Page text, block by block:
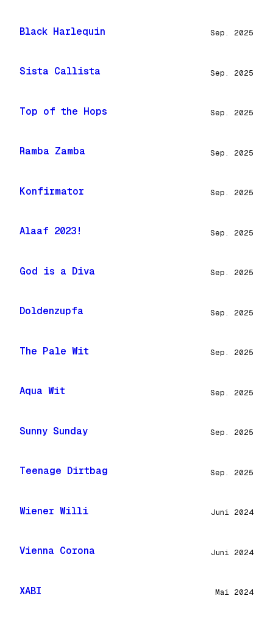
Black Harlequin Sep. 2025
Sista Callista Sep. 2025
Top of the Hops Sep. 2025
Ramba Zamba Sep. 2025
Konfirmator Sep. 2025
Alaaf 2023! Sep. 2025
God is a Diva Sep. 2025
Doldenzupfa Sep. 2025
The Pale Wit Sep. 2025
Aqua Wit Sep. 2025
Sunny Sunday Sep. 2025
Teenage Dirtbag Sep. 2025
Wiener Willi Juni 2024
Vienna Corona Juni 2024
XABI Mai 2024